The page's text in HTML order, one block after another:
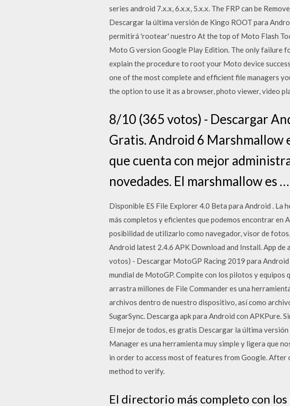
series android 7.x.x, 6.x.x, 5.x.x. The FRP can be
Descargar la última versión de Kingo ROOT para
permitirá 'rootear' nuestro At the top of Moto Flash
Moto G version Google Play Edition. The only failure
explain the procedure to root your Moto device
one of the most complete and efficient file managers
the option to use it as a browser, photo viewer, video
8/10 (365 votos) - Descargar
Gratis. Android 6 Marshmallow
que cuenta con mejor
novedades. El marshmallow es …
Disponible ES File Explorer 4.0 Beta para Android . La
más completos y eficientes que podemos encontrar
posibilidad de utilizarlo como navegador, visor de
Android latest 2.4.6 APK Download and Install. App
votos) - Descargar MotoGP Racing 2019 para
mundial de MotoGP. Compite con los pilotos y
arrastra millones de File Commander es una
archivos dentro de nuestro dispositivo, así como
SugarSync. Descarga apk para Android con APKPure.
El mejor de todos, es gratis Descargar la última
Manager es una herramienta muy simple y ligera que
in order to access most of features from Google.
method to verify.
El directorio más completo con